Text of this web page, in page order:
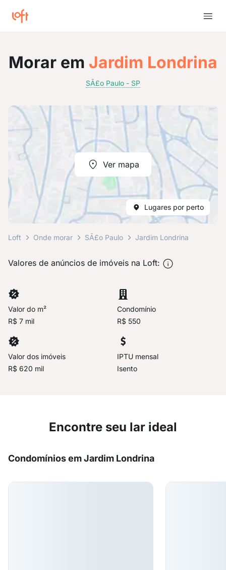
Morar em Jardim Londrina
SÃ£o Paulo - SP
Ver mapa
Lugares por perto
Loft Onde morar SÃ£o Paulo Jardim Londrina
Valores de anúncios de imóveis na Loft:
Valor do m²
R$ 7 mil
Condomínio
R$ 550
Valor dos imóveis
R$ 620 mil
IPTU mensal
Isento
Encontre seu lar ideal
Condomínios em Jardim Londrina